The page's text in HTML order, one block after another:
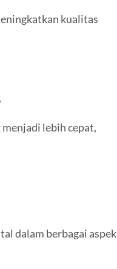
kualitas
lebih cepat,
dalam berbagai aspek